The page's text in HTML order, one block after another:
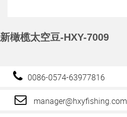
新橄榄太空豆-HXY-7009
0086-0574-63977816
manager@hxyfishing.com